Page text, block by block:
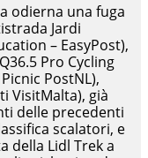
odierna una fuga
Jardi
– EasyPost),
Pro Cycling
PostNL),
VisitMalta), già
delle precedenti
scalatori, e
della Lidl Trek a